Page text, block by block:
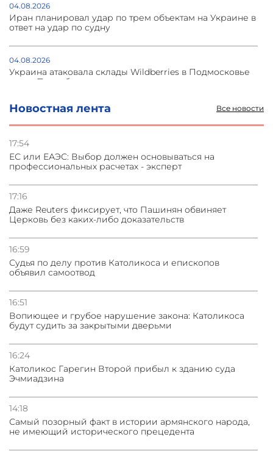
Новостная лента Все новости
17:54
ЕС или ЕАЭС: Выбор должен основываться на
профессиональных расчетах - эксперт
17:16
Даже Reuters фиксирует, что Пашинян обвиняет
Церковь без каких-либо доказательств
16:59
Судья по делу против Католикоса и епископов
объявил самоотвод
16:51
Вопиющее и грубое нарушение закона: Католикоса
будут судить за закрытыми дверьми
16:24
Католикос Гарегин Второй прибыл к зданию суда
Эчмиадзина
14:18
Самый позорный факт в истории армянского народа,
не имеющий исторического прецедента
04.08.2026
Иран планировал удар по трем объектам на Украине в
ответ на удар по судну
04.08.2026
Украина атаковала склады Wildberries в Подмосковье
и под Петербургом
03.08.2026
Стратегия безопасности ОДКБ допускает применение
03.08.2026
31.07.2026
погрануправления СНБ Армении в Тбилиси